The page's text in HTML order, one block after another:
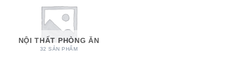
NỘI THẤT PHÒNG ĂN
32 SẢN PHẨM